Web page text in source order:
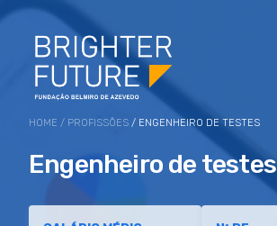
HOME / PROFISSÕES / ENGENHEIRO DE TESTES
Engenheiro de testes